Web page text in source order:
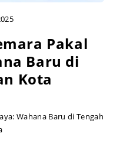
Pakal
Baru di
Kota
Wahana Baru di Tengah